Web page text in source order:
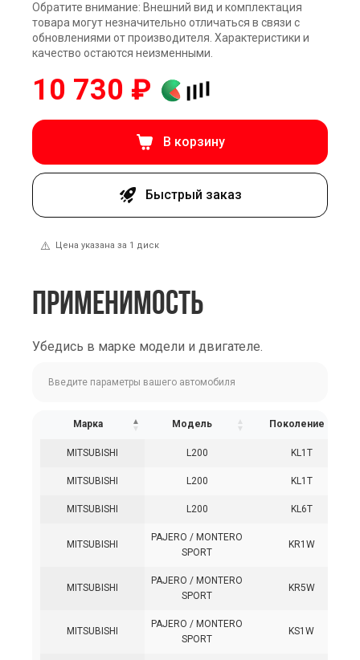
Обратите внимание: Внешний вид и комплектация
товара могут незначительно отличаться в связи с
обновлениями от производителя. Характеристики и
качество остаются неизменными.
10 730 ₽
В корзину
Быстрый заказ
⚠️ Цена указана за 1 диск
ПРИМЕНИМОСТЬ
Убедись в марке модели и двигателе.
Марка Модель Поколение
MITSUBISHI L200 KL1T
MITSUBISHI L200 KL1T
MITSUBISHI L200 KL6T
MITSUBISHI
PAJERO / MONTERO
SPORT
KR1W
MITSUBISHI
PAJERO / MONTERO
SPORT
KR5W
MITSUBISHI
PAJERO / MONTERO
SPORT
KS1W